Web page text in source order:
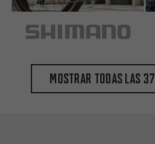
Mostrar todas las